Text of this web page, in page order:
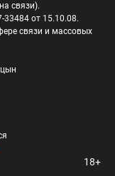
связи).
от 15.10.08.
связи и массовых
18+